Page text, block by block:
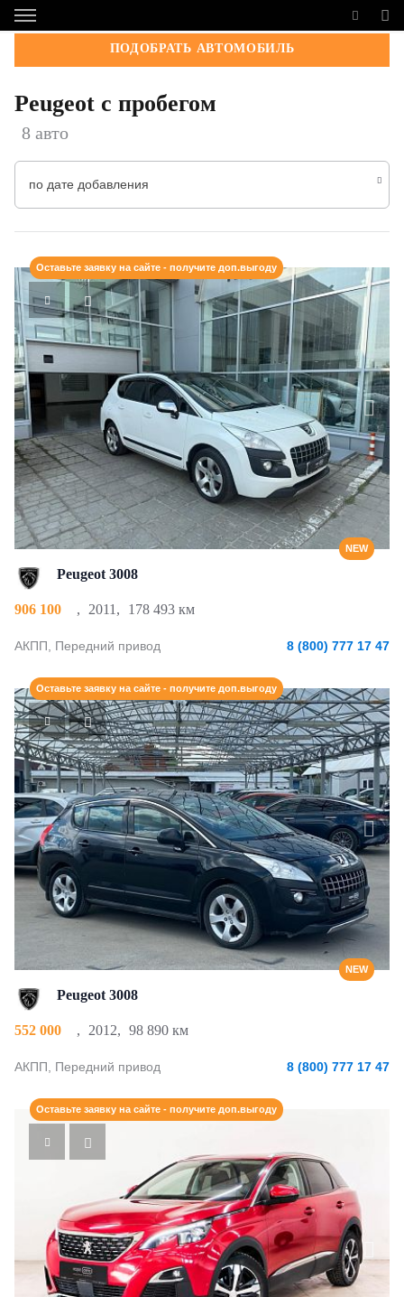
ПОДОБРАТЬ АВТОМОБИЛЬ
Peugeot с пробегом
8 авто
по дате добавления
NEW
Оставьте заявку на сайте - получите доп.выгоду
Peugeot 3008
906 100 , 2011 , 178 493 км
АКПП, Передний привод 8 (800) 777 17 47
NEW
Оставьте заявку на сайте - получите доп.выгоду
Peugeot 3008
552 000 , 2012, 98 890 км
АКПП, Передний привод 8 (800) 777 17 47
Оставьте заявку на сайте - получите доп.выгоду